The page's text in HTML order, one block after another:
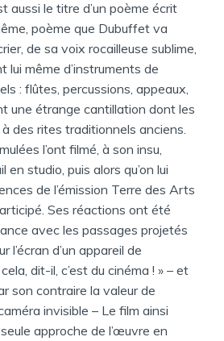
aussi le titre d’un poème écrit
poème que Dubuffet va
de sa voix rocailleuse sublime,
lui même d’instruments de
: flûtes, percussions, appeaux,
une étrange cantillation dont les
des rites traditionnels anciens.
l’ont filmé, à son insu,
studio, puis alors qu’on lui
de l’émission Terre des Arts
Ses réactions ont été
avec les passages projetés
l’écran d’un appareil de
dit-il, c’est du cinéma ! » – et
son contraire la valeur de
invisible – Le film ainsi
approche de l’œuvre en